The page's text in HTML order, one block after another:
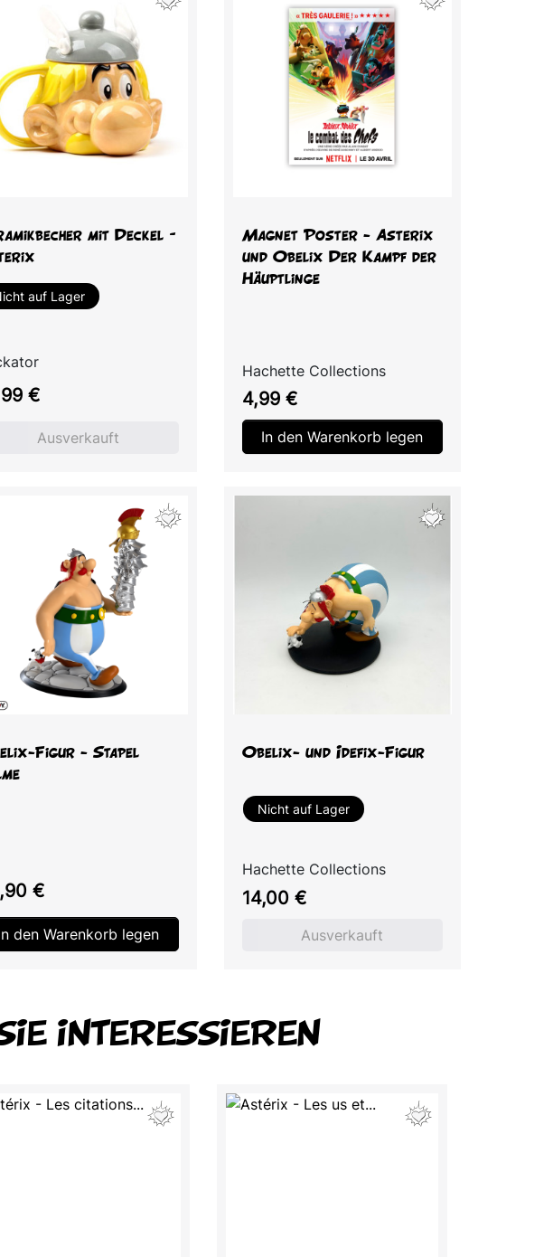
mit Deckel –
auf Lager
€
Ausverkauft
Magnet Poster - Asterix
und Obelix Der Kampf der
Häuptlinge
Hachette Collections
Preis
4,99 €
In den Warenkorb legen
Figur - Stapel
€
den Warenkorb legen
Vorschau
Obelix- und Idefix-Figur
Nicht auf Lager
Hachette Collections
Preis
14,00 €
Ausverkauft
INTERESSIEREN